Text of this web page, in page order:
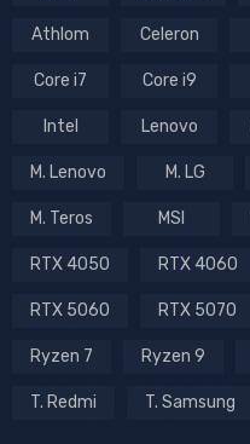
Athlom Celeron
Core i7 Core i9
Intel Lenovo
M. Lenovo M. LG
M. Teros MSI
RTX 4050 RTX 4060
RTX 5060 RTX 5070
Ryzen 7 Ryzen 9
T. Redmi T. Samsung